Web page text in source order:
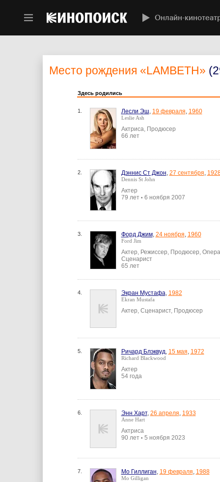
Онлайн-
Место рождения «LAMBETH»
Здесь родились
1. Лесли Эш, 19 февраля, 1960
Leslie Ash
Актриса, Продюсер
66 лет
2. Дэннис Ст Джон, 27 сентября,
Dennis St John
Актер
79 лет • 6 ноября 2007
3. Форд Джим, 24 ноября, 1960
Ford Jim
Актер, Режиссер, Продюсер,
Сценарист
65 лет
4. Экран Мустафа, 1982
Ekran Mustafa
Актер, Сценарист, Продюсер
5. Ричард Блэквуд, 15 мая, 1972
Richard Blackwood
Актер
54 года
6. Энн Харт, 26 апреля, 1933
Anne Hart
Актриса
90 лет • 5 ноября 2023
7. Мо Гиллиган, 19 февраля, 1988
Mo Gilligan